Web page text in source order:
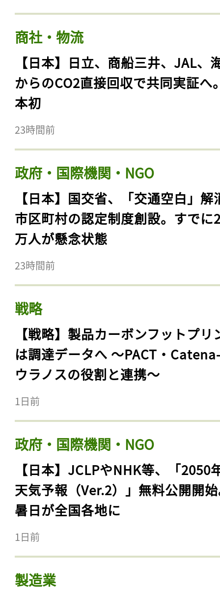
商社・物流
【日本】日立、商船三井、JAL、
からのCO2直接回収で共同実証へ
本初
23時間前
政府・国際機関・NGO
【日本】国交省、「交通空白」解
市区町村の認定制度創設。すでに
万人が懸念状態
23時間前
戦略
【戦略】製品カーボンフットプリ
は調達データへ 〜PACT・
ウラノスの役割と連携〜
1日前
政府・国際機関・NGO
【日本】JCLPやNHK等、「2050
天気予報（Ver.2）」無料公開開
暑日が全国各地に
1日前
製造業